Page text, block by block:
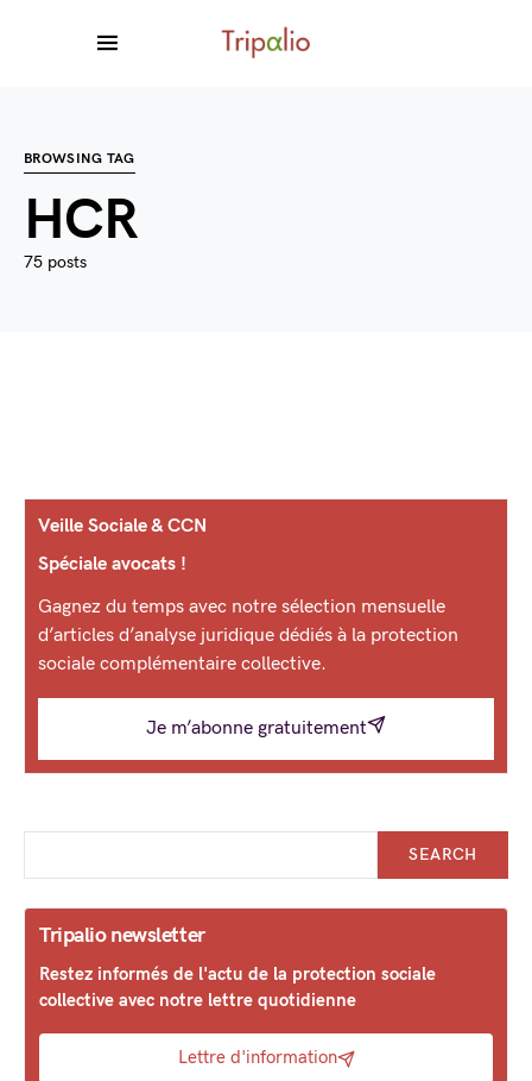
BROWSING TAG
HCR
75 posts
Veille Sociale & CCN
Spéciale avocats !
Gagnez du temps avec notre sélection mensuelle
d’articles d’analyse juridique dédiés à la protection
sociale complémentaire collective.
Je m’abonne gratuitement
SEARCH
Tripalio newsletter
Restez informés de l'actu de la protection sociale
collective avec notre lettre quotidienne
Lettre d'information